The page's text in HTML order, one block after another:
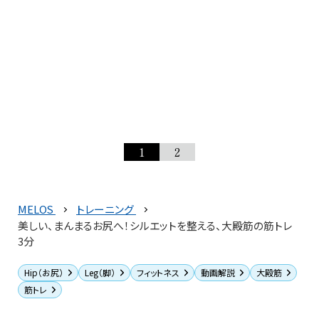
1 2
MELOS
トレーニング
美しい、まんまるお尻へ！シルエットを整える、大殿筋の筋トレ
3分
Hip（お尻） Leg（脚） フィットネス 動画解説
大殿筋
筋トレ